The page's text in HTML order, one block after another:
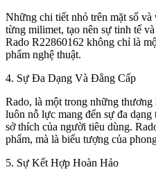
Những chi tiết nhỏ trên mặt số
từng milimet, tạo nên sự tinh tế
Rado R22860162 không chỉ là
phẩm nghệ thuật.
4. Sự Đa Dạng Và Đẳng Cấp
Rado, là một trong những
luôn nỗ lực mang đến sự đa
sở thích của người tiêu dùng.
phẩm, mà là biểu tượng của
5. Sự Kết Hợp Hoàn Hảo